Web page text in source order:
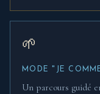
🌱
MODE "JE
Un parcours guidé